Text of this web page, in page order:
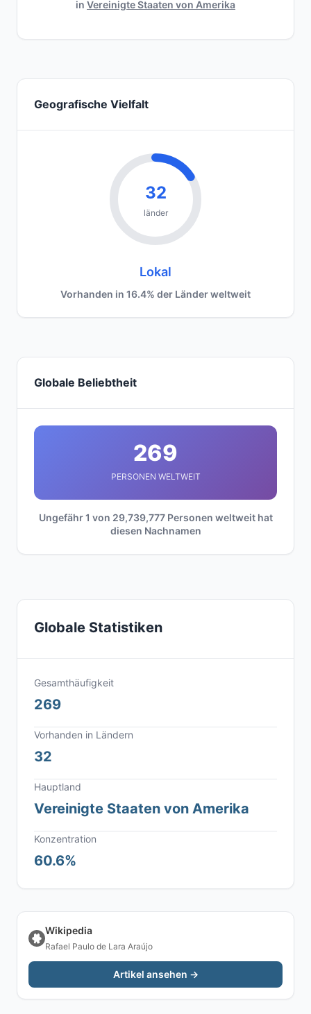
in Vereinigte Staaten von Amerika
Geografische Vielfalt
32
länder
Lokal
Vorhanden in 16.4% der Länder weltweit
Globale Beliebtheit
269
PERSONEN WELTWEIT
Ungefähr 1 von 29,739,777 Personen weltweit hat
diesen Nachnamen
Globale Statistiken
Gesamthäufigkeit
269
Vorhanden in Ländern
32
Hauptland
Vereinigte Staaten von Amerika
Konzentration
60.6%
Wikipedia
Rafael Paulo de Lara Araújo
Artikel ansehen →